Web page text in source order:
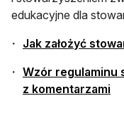
edukacyjne dla
Jak założyć
Wzór regulaminu
z komentarzami